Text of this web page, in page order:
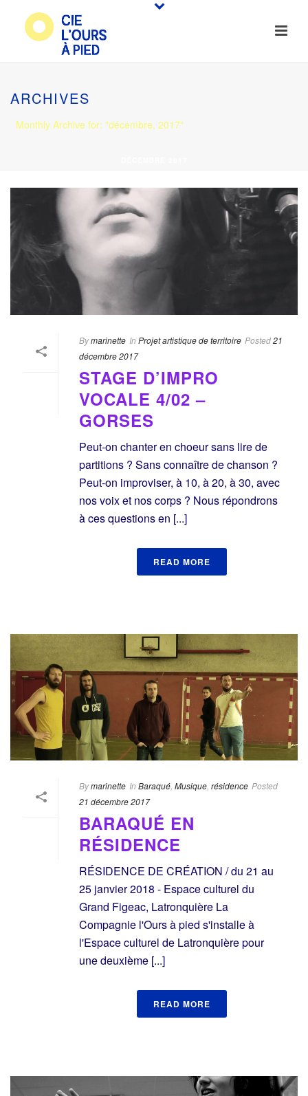
ARCHIVES
Monthly Archive for: "décembre, 2017"
Bymarinette In Projet artistique de territoire Posted21
décembre 2017
STAGE D’IMPRO
VOCALE 4/02 –
GORSES
Peut-on chanter en choeur sans lire de
partitions ? Sans connaître de chanson ?
Peut-on improviser, à 10, à 20, à 30, avec
nos voix et nos corps ? Nous répondrons
à ces questions en [...]
READ MORE
Bymarinette In Baraqué Musique résidence Posted
21 décembre 2017
BARAQUÉ EN
RÉSIDENCE
RÉSIDENCE DE CRÉATION / du 21 au
25 janvier 2018 - Espace culturel du
Grand Figeac, Latronquière La
Compagnie l'Ours à pied s'installe à
l'Espace culturel de Latronquière pour
une deuxième [...]
READ MORE